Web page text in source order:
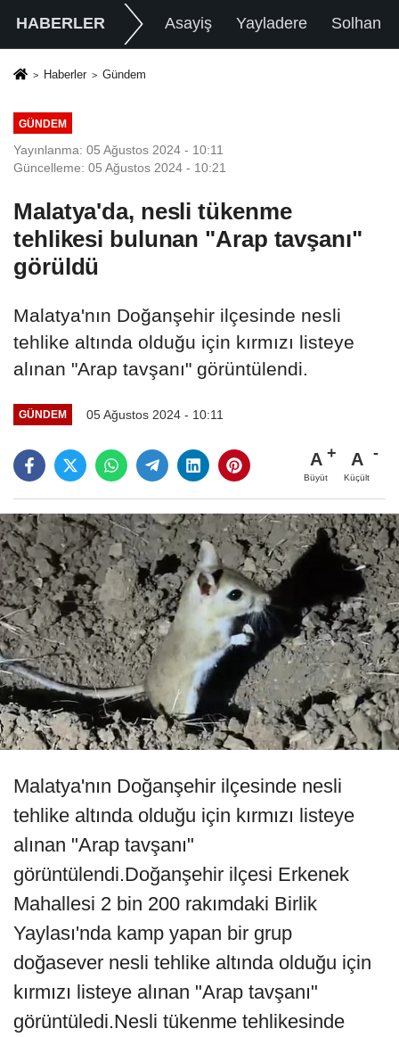
HABERLER Asayiş Yayladere Solhan
Haberler Gündem
GÜNDEM
Yayınlanma: 05 Ağustos 2024 - 10:11
Güncelleme: 05 Ağustos 2024 - 10:21
Malatya'da, nesli tükenme
tehlikesi bulunan "Arap tavşanı"
görüldü
Malatya'nın Doğanşehir ilçesinde nesli
tehlike altında olduğu için kırmızı listeye
alınan "Arap tavşanı" görüntülendi.
GÜNDEM 05 Ağustos 2024 - 10:11
A
Büyüt
A
Küçült
Malatya'nın Doğanşehir ilçesinde nesli
tehlike altında olduğu için kırmızı listeye
alınan "Arap tavşanı"
görüntülendi.Doğanşehir ilçesi Erkenek
Mahallesi 2 bin 200 rakımdaki Birlik
Yaylası'nda kamp yapan bir grup
doğasever nesli tehlike altında olduğu için
kırmızı listeye alınan "Arap tavşanı"
görüntüledi.Nesli tükenme tehlikesinde